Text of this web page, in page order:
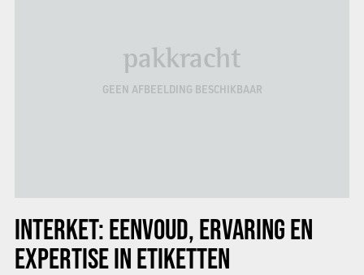
pakkracht
GEEN AFBEELDING BESCHIKBAAR
INTERKET: EENVOUD, ERVARING EN
EXPERTISE IN ETIKETTEN